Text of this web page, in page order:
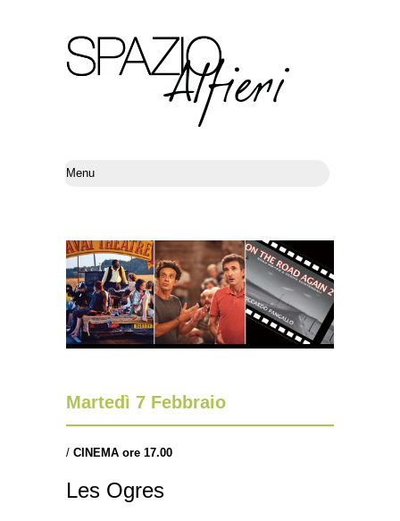
Martedì 7 Febbraio
/ CINEMA ore 17.00
Les Ogres